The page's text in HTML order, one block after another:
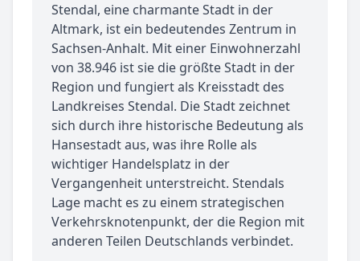
Stendal, eine charmante Stadt in der
Altmark, ist ein bedeutendes Zentrum in
Sachsen-Anhalt. Mit einer Einwohnerzahl
von 38.946 ist sie die größte Stadt in der
Region und fungiert als Kreisstadt des
Landkreises Stendal. Die Stadt zeichnet
sich durch ihre historische Bedeutung als
Hansestadt aus, was ihre Rolle als
wichtiger Handelsplatz in der
Vergangenheit unterstreicht. Stendals
Lage macht es zu einem strategischen
Verkehrsknotenpunkt, der die Region mit
anderen Teilen Deutschlands verbindet.